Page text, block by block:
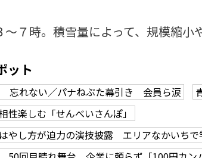
７時。積雪量によって、規模縮小
ット
忘れない／パナねぶた幕引き 会員ら涙
楽しむ「せんべいさんぽ」
やし方が迫力の演技披露 エリアなかいちで